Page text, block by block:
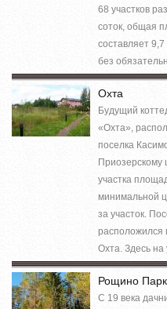
68 участков
соток, общая
составляет
без
Охта
Будущий
«Охта»,
поселка
Приозерскому
участка
минимальной
за участок.
расположился
Охта. Здесь на
Рощино Парк
С 19 века